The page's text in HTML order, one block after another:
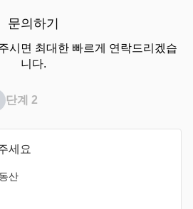
문의하기
시면 최대한 빠르게 연락드리겠습
니다.
단계 2
세요
산